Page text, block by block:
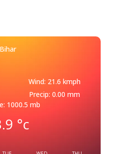
Bihar
Wind: 21.6 kmph
Precip: 0.00 mm
1000.5 mb
°c